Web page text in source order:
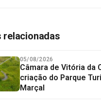
relacionadas
05/08/2026
Câmara de Vitória da
criação do Parque
Marçal